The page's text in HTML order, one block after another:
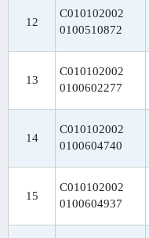
12
C010102002
0100510872
13
C010102002
0100602277
14
C010102002
0100604740
15
C010102002
0100604937